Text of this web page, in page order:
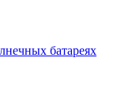
батареях